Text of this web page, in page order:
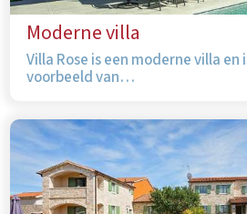
Moderne villa
Villa Rose is een moderne villa en
voorbeeld van…